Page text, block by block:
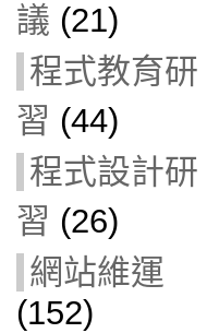
議 (21)
程式教育研
習 (44)
程式設計研
習 (26)
網站維運
(152)